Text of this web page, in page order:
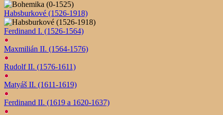
Habsburkové (1526-1918)
Ferdinand I. (1526-1564)
Maxmilián II. (1564-1576)
Rudolf II. (1576-1611)
Matyáš II. (1611-1619)
Ferdinand II. (1619 a 1620-1637)